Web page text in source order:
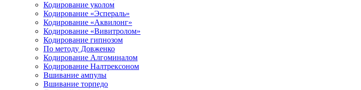
Кодирование уколом
Кодирование «Эспераль»
Кодирование «Аквилонг»
Кодирование «Вивитролом»
Кодирование гипнозом
По методу Довженко
Кодирование Алгоминалом
Кодирование Налтрексоном
Вшивание ампулы
Вшивание торпедо